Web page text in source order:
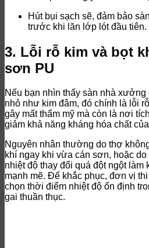
Hút bụi sạch sẽ, đảm bảo
trước khi lăn lớp lót đầu tiên.
3. Lỗi rỗ kim và bọt
sơn PU
Nếu bạn nhìn thấy sàn nhà
nhỏ như kim đâm, đó chính là lỗi
gây mất thẩm mỹ mà còn là nơi
giảm khả năng kháng hóa chất
Nguyên nhân thường do thợ
khí ngay khi vừa cán sơn, hoặc
nhiệt độ thay đổi quá đột ngột làm
mạnh mẽ. Để khắc phục, đơn vị
chọn thời điểm nhiệt độ ổn định
gai thuần thục.